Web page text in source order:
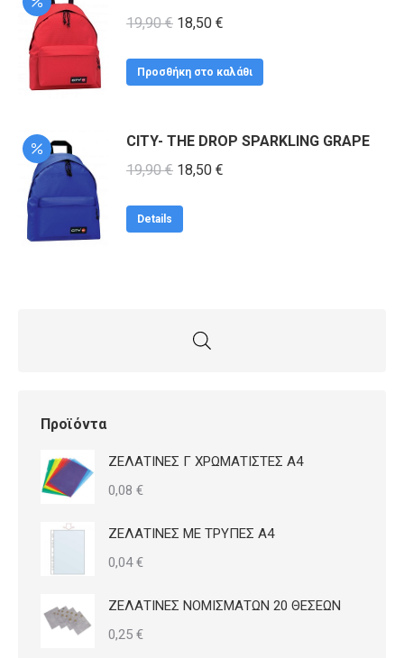
19,90€ Original
was:
18,50 €
τιμή
Προσθήκη στο καλάθι
CITY- THE DROP SPARKLING GRAPE
19,90€ Original
18,50 €
Details
Προϊόντα
ΖΕΛΑΤΙΝΕΣ Γ ΧΡΩΜΑΤΙΣΤΕΣ Α4
0,08 €
ΖΕΛΑΤΙΝΕΣ ΜΕ ΤΡΥΠΕΣ Α4
0,04€
ΖΕΛΑΤΙΝΕΣ ΝΟΜΙΣΜΑΤΩΝ 20 ΘΕΣΕΩΝ
0,25 €